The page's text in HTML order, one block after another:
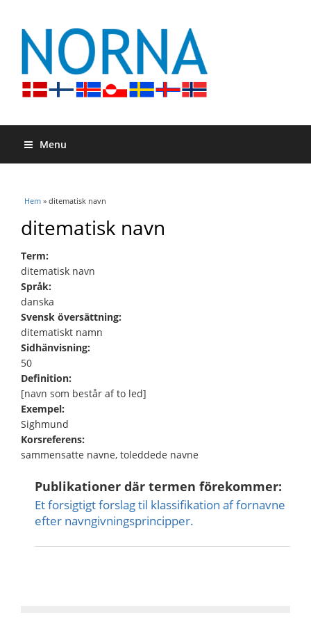
Menu
Du är här
Hem » ditematisk navn
ditematisk navn
Term:
ditematisk navn
Språk:
danska
Svensk översättning:
ditematiskt namn
Sidhänvisning:
50
Definition:
[navn som består af to led]
Exempel:
Sighmund
Korsreferens:
sammensatte navne, toleddede navne
Publikationer där termen förekommer:
Et forsigtigt forslag til klassifikation af fornavne
efter navn­givningsprincipper.